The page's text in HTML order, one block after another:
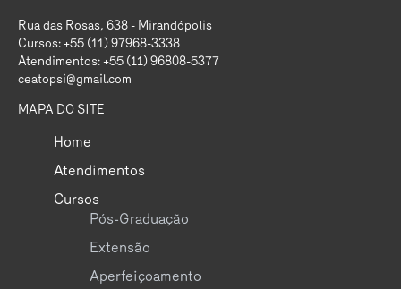
Rua das Rosas, 638 - Mirandópolis
Cursos: +55 (11) 97968-3338
Atendimentos: +55 (11) 96808-5377
ceatopsi@gmail.com
MAPA DO SITE
Home
Atendimentos
Cursos
Pós-Graduação
Extensão
Aperfeiçoamento